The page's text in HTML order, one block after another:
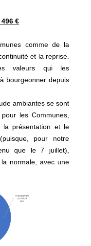
€
comme de la
et la reprise.
valeurs qui les
bourgeonner depuis
ambiantes se sont
les Communes,
la présentation et le
pour notre
que le 7 juillet),
normale, avec une